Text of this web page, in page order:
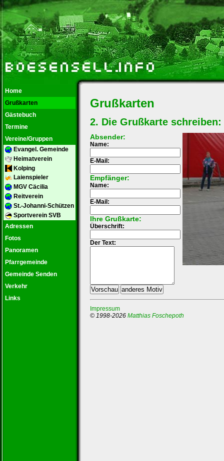
Grußkarten
2. Die Grußkarte schreiben:
Absender:
Name:
E-Mail:
Empfänger:
Name:
E-Mail:
Ihre Grußkarte:
Überschrift:
Der Text:
Impressum
© 1998-2026 Matthias Foschepoth
Home
Grußkarten
Gästebuch
Termine
Vereine/Gruppen
Evangel. Gemeinde
Heimatverein
Kolping
Laienspieler
MGV Cäcilia
Reitverein
St.-Johanni-Schützen
Sportverein SVB
Adressen
Fotos
Panoramen
Pfarrgemeinde
Gemeinde Senden
Verkehr
Links